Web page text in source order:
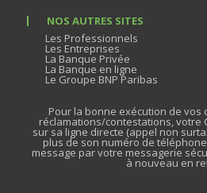
NOS AUTRES SITES
Les Professionnels
Les Entreprises
La Banque Privée
La Banque en ligne
Le Groupe BNP Paribas
Pour la bonne exécution de vos
réclamations/contestations, votre
sur sa ligne directe (appel non
plus de son numéro de
message par votre messagerie
à nouveau en